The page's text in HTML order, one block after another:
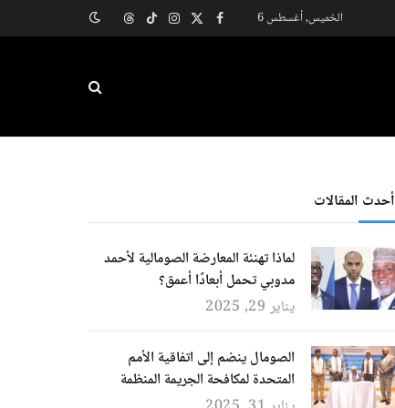
الخميس, أغسطس 6 فيسبوك
X
الانستغرام
تيكتوكThreads
أحدث المقالات
لماذا تهنئة المعارضة الصومالية لأحمد
مدوبي تحمل أبعادًا أعمق؟
يناير 29, 2025
الصومال ينضم إلى اتفاقية الأمم
المتحدة لمكافحة الجريمة المنظمة